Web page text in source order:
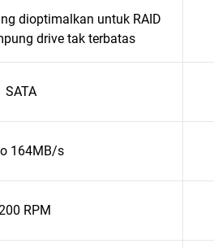
dioptimalkan untuk RAID
drive tak terbatas
SATA
164MB/s
RPM